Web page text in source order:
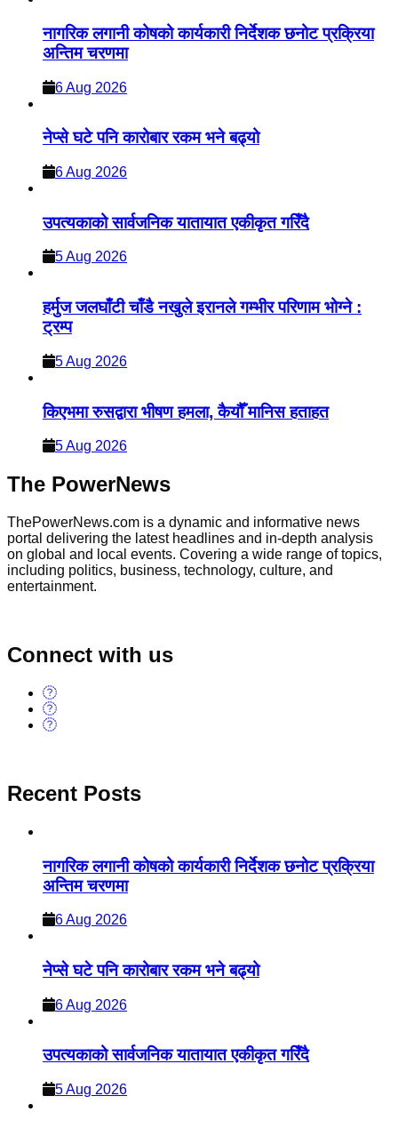
नागरिक लगानी कोषको कार्यकारी निर्देशक छनोट प्रक्रिया
अन्तिम चरणमा
6 Aug 2026
नेप्से घटे पनि कारोबार रकम भने बढ्यो
6 Aug 2026
उपत्यकाको सार्वजनिक यातायात एकीकृत गरिँदै
5 Aug 2026
हर्मुज जलघाँटी चाँडै नखुले इरानले गम्भीर परिणाम भोग्ने :
ट्रम्प
5 Aug 2026
किएभमा रुसद्वारा भीषण हमला, कैयौँ मानिस हताहत
5 Aug 2026
The PowerNews
ThePowerNews.com is a dynamic and informative news
portal delivering the latest headlines and in-depth analysis
on global and local events. Covering a wide range of topics,
including politics, business, technology, culture, and
entertainment.
Connect with us
Recent Posts
नागरिक लगानी कोषको कार्यकारी निर्देशक छनोट प्रक्रिया
अन्तिम चरणमा
6 Aug 2026
नेप्से घटे पनि कारोबार रकम भने बढ्यो
6 Aug 2026
उपत्यकाको सार्वजनिक यातायात एकीकृत गरिँदै
5 Aug 2026